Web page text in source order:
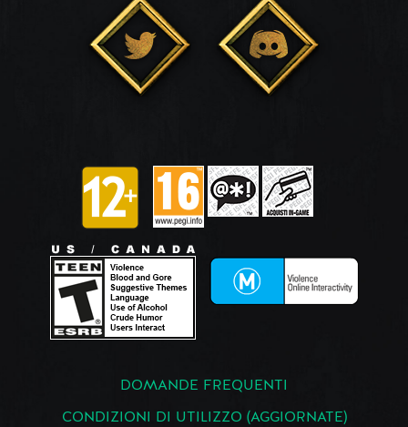
DOMANDE FREQUENTI
CONDIZIONI DI UTILIZZO (AGGIORNATE)